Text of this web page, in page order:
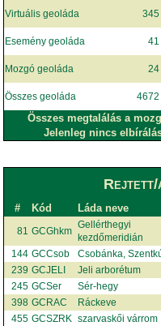
Virtuális geoláda
345
Esemény geoláda
41
Mozgó geoláda
24
Összes geoláda
4672
Összes megtalálás a
Jelenleg nincs
Rejtett/
# Kód Láda neve
81 GCGhkm
Gellérthegyi
kezdőmeridián
144 GCCsob Csobánka,
239 GCJELI Jeli arborétum
245 GCSer Sér-hegy
398 GCRAC Ráckeve
455 GCSZRK szarvaskői várrom